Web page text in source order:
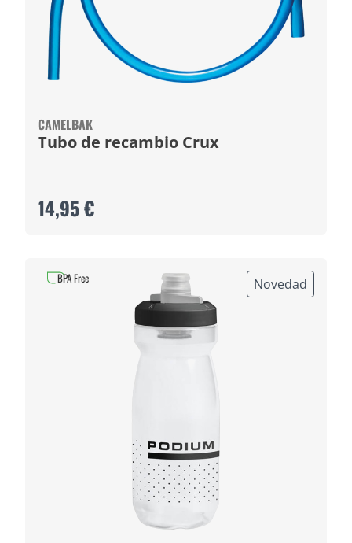
CAMELBAK
Tubo de recambio Crux
14,95 €
Novedad
BPA Free